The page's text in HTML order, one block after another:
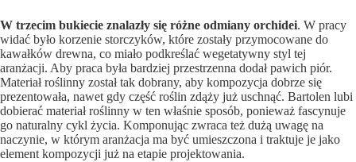
W trzecim bukiecie znalazły się różne odmiany orchidei. W pracy
widać było korzenie storczyków, które zostały przymocowane do
kawałków drewna, co miało podkreślać wegetatywny styl tej
aranżacji. Aby praca była bardziej przestrzenna dodał pawich piór.
Materiał roślinny został tak dobrany, aby kompozycja dobrze się
prezentowała, nawet gdy część roślin zdąży już uschnąć. Bartolen lubi
dobierać materiał roślinny w ten właśnie sposób, ponieważ fascynuje
go naturalny cykl życia. Komponując zwraca też dużą uwagę na
naczynie, w którym aranżacja ma być umieszczona i traktuje je jako
element kompozycji już na etapie projektowania.